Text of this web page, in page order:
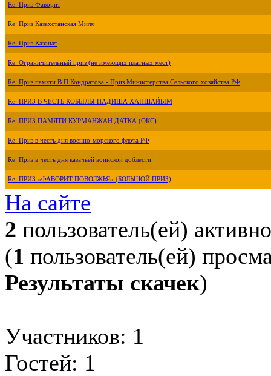
Re: Приз Фаворит
Re: Приз Казахстанская Миля
Re: Приз Казанат
Re: Ограничительный приз (не имеющих платных мест)
Re: Приз памяти В.П.Кондратова - Приз Министерства Сельского хозяйства РФ
Re: ПРИЗ В ЧЕСТЬ КОБЫЛЫ ПАДИША ХАНШАЙЫМ
Re: ПРИЗ ПАМЯТИ КУРМАНЖАН ДАТКА (ОКС)
Re: Приз в честь дня военно-морского флота РФ
Re: Приз в честь дня казачьей воинской доблести
Re: ПРИЗ «ФАВОРИТ ПОВОЛЖЬЯ» (БОЛЬШОЙ ПРИЗ)
На сайте
2 пользователь(ей) активно
(1 пользователь(ей)
Результаты скачек)
Участников: 1
Гостей: 1